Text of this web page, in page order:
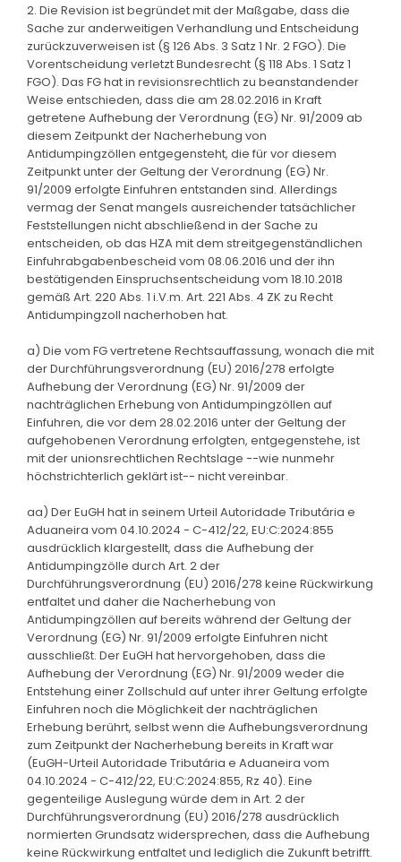
2. Die Revision ist begründet mit der Maßgabe, dass die
Sache zur anderweitigen Verhandlung und Entscheidung
zurückzuverweisen ist (§ 126 Abs. 3 Satz 1 Nr. 2 FGO). Die
Vorentscheidung verletzt Bundesrecht (§ 118 Abs. 1 Satz 1
FGO). Das FG hat in revisionsrechtlich zu beanstandender
Weise entschieden, dass die am 28.02.2016 in Kraft
getretene Aufhebung der Verordnung (EG) Nr. 91/2009 ab
diesem Zeitpunkt der Nacherhebung von
Antidumpingzöllen entgegensteht, die für vor diesem
Zeitpunkt unter der Geltung der Verordnung (EG) Nr.
91/2009 erfolgte Einfuhren entstanden sind. Allerdings
vermag der Senat mangels ausreichender tatsächlicher
Feststellungen nicht abschließend in der Sache zu
entscheiden, ob das HZA mit dem streitgegenständlichen
Einfuhrabgabenbescheid vom 08.06.2016 und der ihn
bestätigenden Einspruchsentscheidung vom 18.10.2018
gemäß Art. 220 Abs. 1 i.V.m. Art. 221 Abs. 4 ZK zu Recht
Antidumpingzoll nacherhoben hat.
a) Die vom FG vertretene Rechtsauffassung, wonach die mit
der Durchführungsverordnung (EU) 2016/278 erfolgte
Aufhebung der Verordnung (EG) Nr. 91/2009 der
nachträglichen Erhebung von Antidumpingzöllen auf
Einfuhren, die vor dem 28.02.2016 unter der Geltung der
aufgehobenen Verordnung erfolgten, entgegenstehe, ist
mit der unionsrechtlichen Rechtslage --wie nunmehr
höchstrichterlich geklärt ist-- nicht vereinbar.
aa) Der EuGH hat in seinem Urteil Autoridade Tributária e
Aduaneira vom 04.10.2024 - C-412/22, EU:C:2024:855
ausdrücklich klargestellt, dass die Aufhebung der
Antidumpingzölle durch Art. 2 der
Durchführungsverordnung (EU) 2016/278 keine Rückwirkung
entfaltet und daher die Nacherhebung von
Antidumpingzöllen auf bereits während der Geltung der
Verordnung (EG) Nr. 91/2009 erfolgte Einfuhren nicht
ausschließt. Der EuGH hat hervorgehoben, dass die
Aufhebung der Verordnung (EG) Nr. 91/2009 weder die
Entstehung einer Zollschuld auf unter ihrer Geltung erfolgte
Einfuhren noch die Möglichkeit der nachträglichen
Erhebung berührt, selbst wenn die Aufhebungsverordnung
zum Zeitpunkt der Nacherhebung bereits in Kraft war
(EuGH-Urteil Autoridade Tributária e Aduaneira vom
04.10.2024 - C-412/22, EU:C:2024:855, Rz 40). Eine
gegenteilige Auslegung würde dem in Art. 2 der
Durchführungsverordnung (EU) 2016/278 ausdrücklich
normierten Grundsatz widersprechen, dass die Aufhebung
keine Rückwirkung entfaltet und lediglich die Zukunft betrifft.